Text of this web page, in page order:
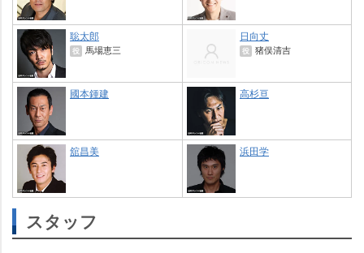
聡太郎
役 馬場恵三
日向丈
役 猪俣清吉
國本鍾建 高杉亘
舘昌美 浜田学
スタッフ